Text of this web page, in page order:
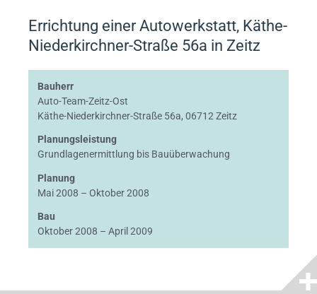
Errichtung einer Autowerkstatt, Käthe-
Niederkirchner-Straße 56a in Zeitz
Bauherr
Auto-Team-Zeitz-Ost
Käthe-Niederkirchner-Straße 56a, 06712 Zeitz
Planungsleistung
Grundlagenermittlung bis Bauüberwachung
Planung
Mai 2008 – Oktober 2008
Bau
Oktober 2008 – April 2009